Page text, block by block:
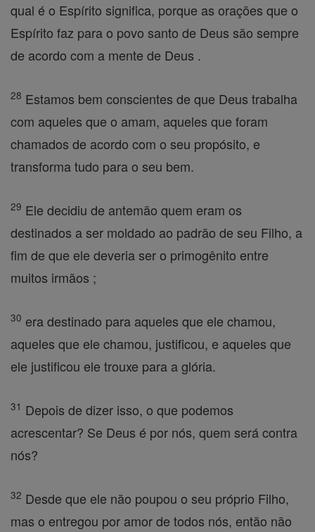
qual é o Espírito significa, porque as orações que o
Espírito faz para o povo santo de Deus são sempre
de acordo com a mente de Deus .
28 Estamos bem conscientes de que Deus trabalha
com aqueles que o amam, aqueles que foram
chamados de acordo com o seu propósito, e
transforma tudo para o seu bem.
29 Ele decidiu de antemão quem eram os
destinados a ser moldado ao padrão de seu Filho, a
fim de que ele deveria ser o primogênito entre
muitos irmãos ;
30 era destinado para aqueles que ele chamou,
aqueles que ele chamou, justificou, e aqueles que
ele justificou ele trouxe para a glória.
31 Depois de dizer isso, o que podemos
acrescentar? Se Deus é por nós, quem será contra
nós?
32 Desde que ele não poupou o seu próprio Filho,
mas o entregou por amor de todos nós, então não